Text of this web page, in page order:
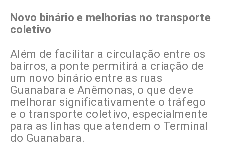
Novo binário e melhorias no transporte
coletivo
Além de facilitar a circulação entre os
bairros, a ponte permitirá a criação de
um novo binário entre as ruas
Guanabara e Anêmonas, o que deve
melhorar significativamente o tráfego
e o transporte coletivo, especialmente
para as linhas que atendem o Terminal
do Guanabara.